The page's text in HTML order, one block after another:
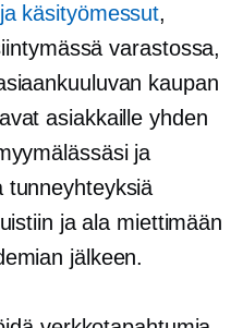
käsityömessut,
varastossa,
kaupan
asiakkaille yhden
ja
tunneyhteyksiä
ja ala miettimään
jälkeen.